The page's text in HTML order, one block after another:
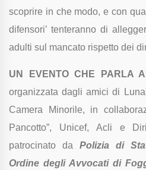
scoprire in che modo, e con
difensori’ tenteranno di
adulti sul mancato rispetto dei
UN EVENTO CHE PARLA
organizzata dagli amici di
Camera Minorile, in
Pancotto”, Unicef, Acli e
patrocinato da Polizia di
Ordine degli Avvocati di